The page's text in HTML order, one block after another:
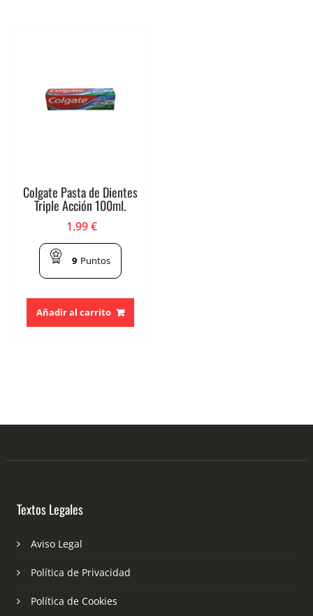
Colgate Pasta de Dientes
Triple Acción 100ml.
1.99€
9 Puntos
Añadir al carrito
Textos Legales
Aviso Legal
Política de Privacidad
Política de Cookies